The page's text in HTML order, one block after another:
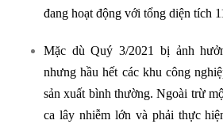
đang hoạt động với tổng diện tích
Mặc dù Quý 3/2021 bị ảnh
nhưng hầu hết các khu công
sản xuất bình thường. Ngoài trừ
ca lây nhiễm lớn và phải thực